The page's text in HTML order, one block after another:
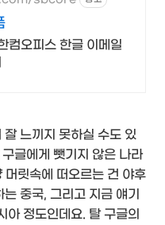
컴오피스 한글 이메일
느끼지 못하실 수도 있
글에게 뺏기지 않은 나라
머릿속에 떠오르는 건 야후
중국, 그리고 지금 얘기
아 정도인데요. 탈 구글의